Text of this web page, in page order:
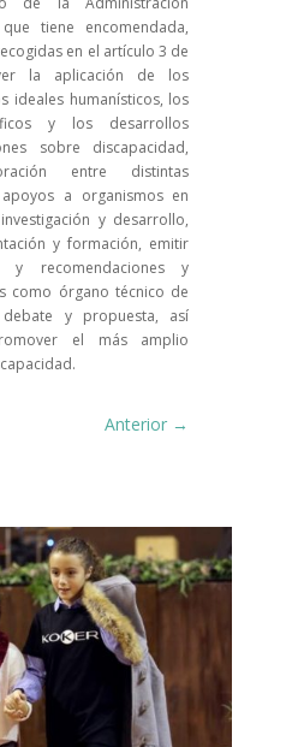
tiene encomendada,
en el artículo 3 de
la aplicación de los
ideales humanísticos, los
y los desarrollos
sobre discapacidad,
entre distintas
a organismos en
y desarrollo,
y formación, emitir
y recomendaciones y
como órgano técnico de
debate y propuesta, así
el más amplio
Anterior